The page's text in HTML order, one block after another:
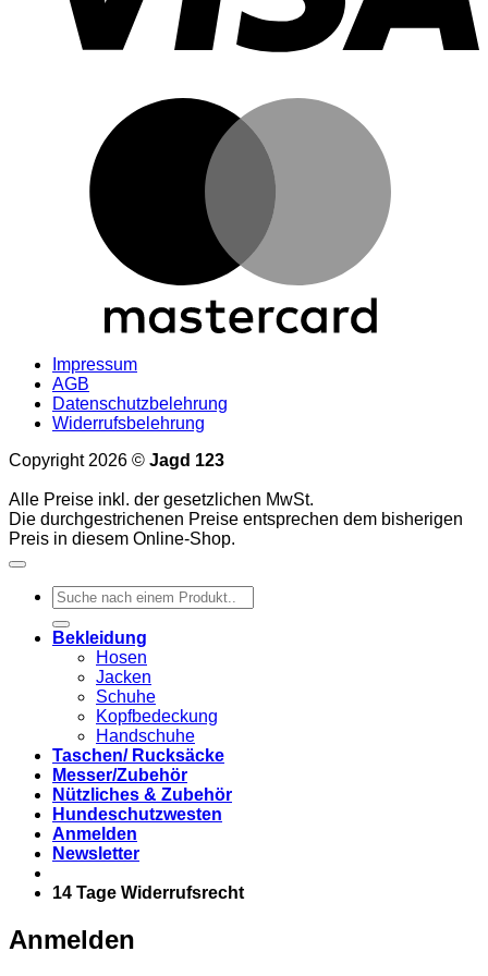
Impressum
AGB
Datenschutzbelehrung
Widerrufsbelehrung
Copyright 2026 © Jagd 123
Alle Preise inkl. der gesetzlichen MwSt.
Die durchgestrichenen Preise entsprechen dem bisherigen
Preis in diesem Online-Shop.
Suchen
nach:
Bekleidung
Hosen
Jacken
Schuhe
Kopfbedeckung
Handschuhe
Taschen/ Rucksäcke
Messer/Zubehör
Nützliches & Zubehör
Hundeschutzwesten
Anmelden
Newsletter
14 Tage Widerrufsrecht
Anmelden